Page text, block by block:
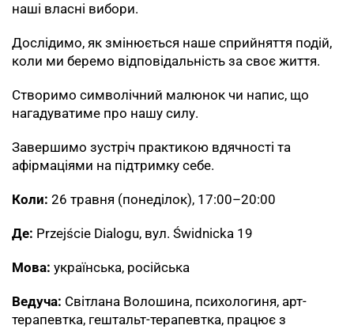
наші власні вибори.
Дослідимо, як змінюється наше сприйняття подій,
коли ми беремо відповідальність за своє життя.
Створимо символічний малюнок чи напис, що
нагадуватиме про нашу силу.
Завершимо зустріч практикою вдячності та
афірмаціями на підтримку себе.
Коли: 26 травня (понеділок), 17:00–20:00
Де: Przejście Dialogu, вул. Świdnicka 19
Мова: українська, російська
Ведуча: Світлана Волошина, психологиня, арт-
терапевтка, гештальт-терапевтка, працює з